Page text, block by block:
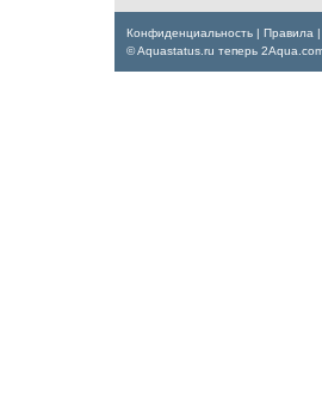
Конфиденциальность Правила
© Aquastatus.ru теперь